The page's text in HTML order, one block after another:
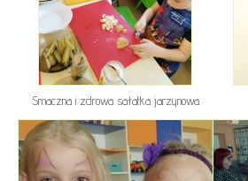
Smaczna i zdrowa sałatka jarzynowa